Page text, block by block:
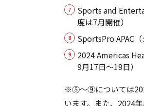
Sports and
度は7月開催）
SportsPro APAC
2024 Americas
9月17日～19日）
※⑤～⑨については
います。また、2024